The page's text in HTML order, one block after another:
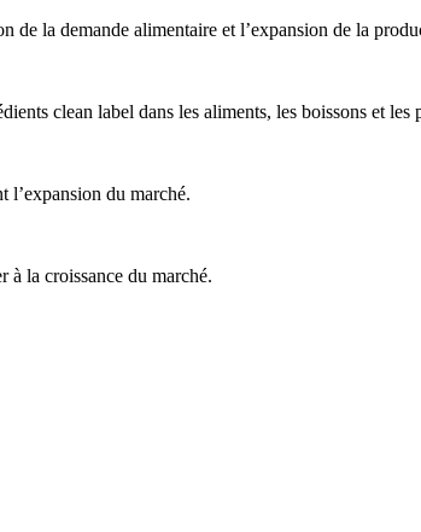
de la demande alimentaire et l’expansion de la
clean label dans les aliments, les boissons et les
l’expansion du marché.
à la croissance du marché.